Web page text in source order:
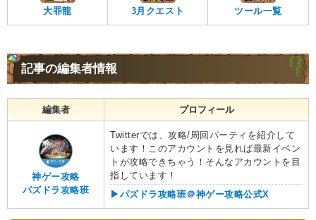
大罪龍 3月クエスト ツール一覧
記事の編集者情報
編集者 プロフィール
神ゲー攻略
パズドラ攻略班
Twitterでは、攻略/周回パーティを紹介して
います！このアカウントを見れば最新イベン
トが攻略できちゃう！そんなアカウントを目
指しています！
▶︎パズドラ攻略班＠神ゲー攻略公式X